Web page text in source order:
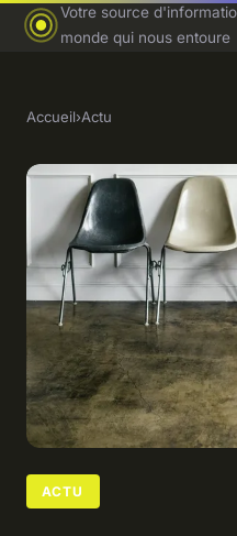
Votre source
monde qui nous entoure
Accueil›Actu
ACTU